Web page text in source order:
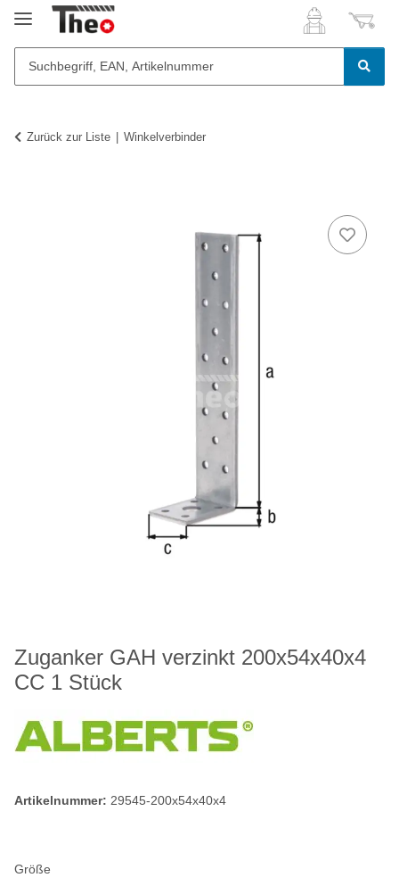
Zurück zur Liste Winkelverbinder
Zuganker GAH verzinkt 200x54x40x4
CC 1 Stück
Artikelnummer: 29545-200x54x40x4
Größe